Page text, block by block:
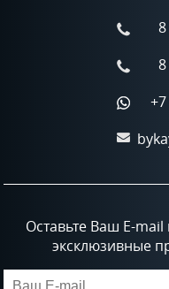
Оставьте Ваш E-
эксклюзивные